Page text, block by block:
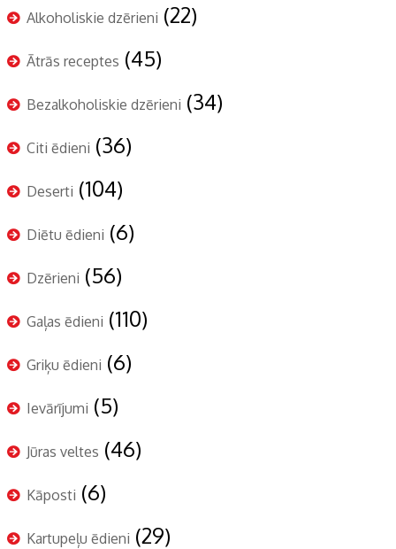
Alkoholiskie dzērieni (22)
Ātrās receptes (45)
Bezalkoholiskie dzērieni (34)
Citi ēdieni (36)
Deserti (104)
Diētu ēdieni (6)
Dzērieni (56)
Gaļas ēdieni (110)
Griķu ēdieni (6)
Ievārījumi (5)
Jūras veltes (46)
Kāposti (6)
Kartupeļu ēdieni (29)